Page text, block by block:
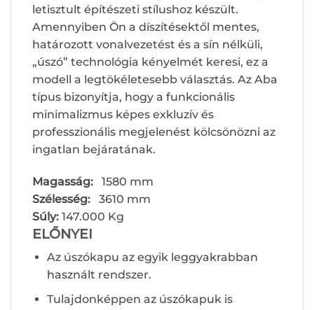
letisztult építészeti stílushoz készült.
Amennyiben Ön a díszítésektől mentes,
határozott vonalvezetést és a sín nélküli,
„úszó” technológia kényelmét keresi, ez a
modell a legtökéletesebb választás. Az Aba
típus bizonyítja, hogy a funkcionális
minimalizmus képes exkluzív és
professzionális megjelenést kölcsönözni az
ingatlan bejáratának.
Magasság: 1580 mm
Szélesség: 3610 mm
Súly: 147.000 Kg
ELŐNYEI
Az úszókapu az egyik leggyakrabban
használt rendszer.
Tulajdonképpen az úszókapuk is